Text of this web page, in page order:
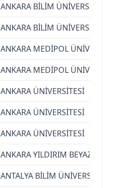
ANKARA BİLİM ÜNİVERSİTESİ
ANKARA BİLİM ÜNİVERSİTESİ
ANKARA MEDİPOL
ANKARA MEDİPOL
ANKARA ÜNİVERSİTESİ
ANKARA ÜNİVERSİTESİ
ANKARA ÜNİVERSİTESİ
ANKARA YILDIRIM BEYAZIT
ANTALYA BİLİM ÜNİVERSİTESİ